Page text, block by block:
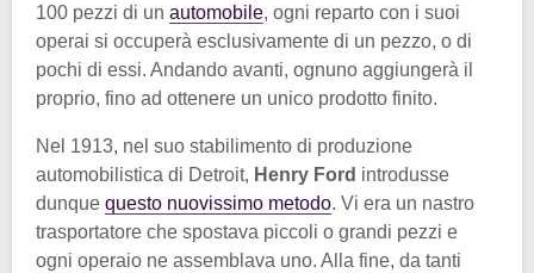
100 pezzi di un automobile, ogni reparto con i suoi
operai si occuperà esclusivamente di un pezzo, o di
pochi di essi. Andando avanti, ognuno aggiungerà il
proprio, fino ad ottenere un unico prodotto finito.
Nel 1913, nel suo stabilimento di produzione
automobilistica di Detroit, Henry Ford introdusse
dunque questo nuovissimo metodo. Vi era un nastro
trasportatore che spostava piccoli o grandi pezzi e
ogni operaio ne assemblava uno. Alla fine, da tanti